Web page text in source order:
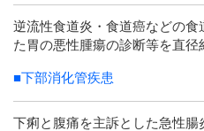
逆流性食道炎・食道癌などの
た胃の悪性腫瘍の診断等を直径
■下部消化管疾患
下痢と腹痛を主訴とした急性